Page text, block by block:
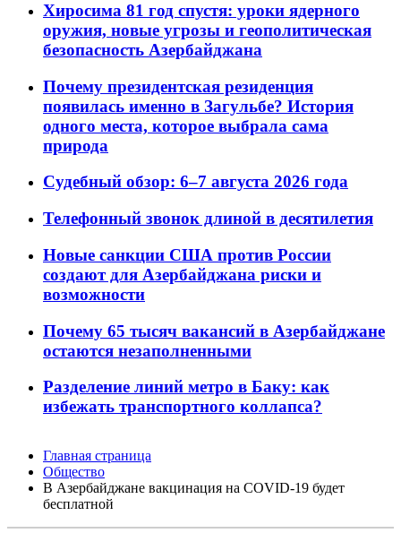
Хиросима 81 год спустя: уроки ядерного
оружия, новые угрозы и геополитическая
безопасность Азербайджана
Почему президентская резиденция
появилась именно в Загульбе? История
одного места, которое выбрала сама
природа
Судебный обзор: 6–7 августа 2026 года
Телефонный звонок длиной в десятилетия
Новые санкции США против России
создают для Азербайджана риски и
возможности
Почему 65 тысяч вакансий в Азербайджане
остаются незаполненными
Разделение линий метро в Баку: как
избежать транспортного коллапса?
Главная страница
Общество
В Азербайджане вакцинация на COVID-19 будет
бесплатной